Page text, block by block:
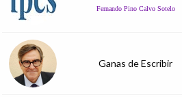
Fernando Pino Calvo Sotelo
Ganas de Escribir